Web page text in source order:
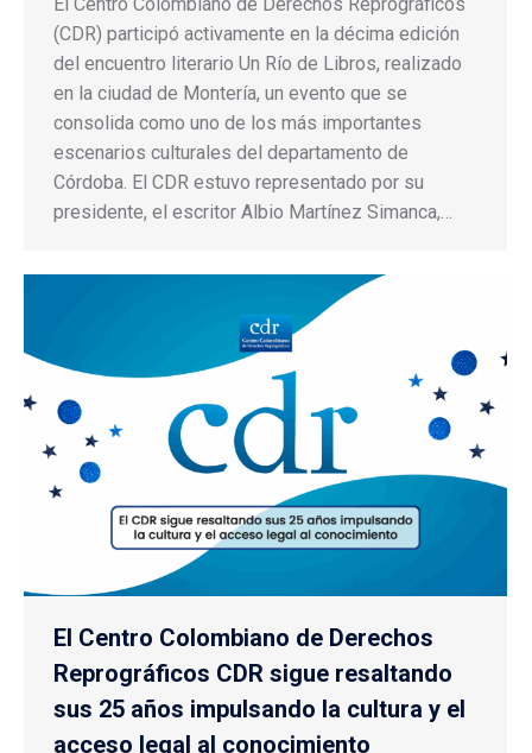
El Centro Colombiano de Derechos Reprográficos
(CDR) participó activamente en la décima edición
del encuentro literario Un Río de Libros, realizado
en la ciudad de Montería, un evento que se
consolida como uno de los más importantes
escenarios culturales del departamento de
Córdoba. El CDR estuvo representado por su
presidente, el escritor Albio Martínez Simanca,…
El Centro Colombiano de Derechos
Reprográficos CDR sigue resaltando
sus 25 años impulsando la cultura y el
acceso legal al conocimiento